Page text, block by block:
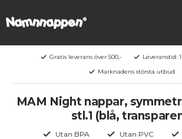
Gratis leverans över 500,-
Leveranstid:
Marknadens största utbud
MAM Night nappar,
stl.1 (blå,
Utan BPA Utan PVC